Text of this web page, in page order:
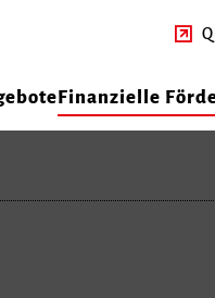
Finanzielle